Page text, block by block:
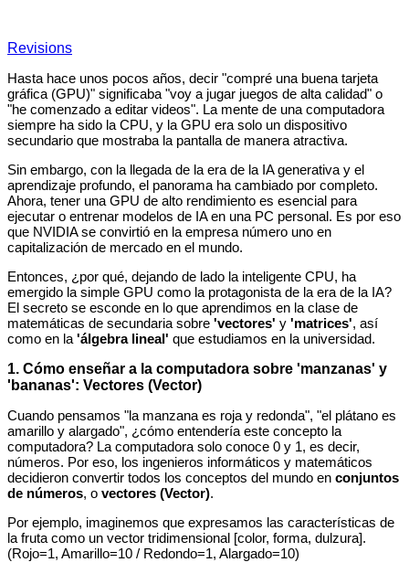
Revisions
Hasta hace unos pocos años, decir "compré una buena tarjeta
gráfica (GPU)" significaba "voy a jugar juegos de alta calidad" o
"he comenzado a editar videos". La mente de una computadora
siempre ha sido la CPU, y la GPU era solo un dispositivo
secundario que mostraba la pantalla de manera atractiva.
Sin embargo, con la llegada de la era de la IA generativa y el
aprendizaje profundo, el panorama ha cambiado por completo.
Ahora, tener una GPU de alto rendimiento es esencial para
ejecutar o entrenar modelos de IA en una PC personal. Es por eso
que NVIDIA se convirtió en la empresa número uno en
capitalización de mercado en el mundo.
Entonces, ¿por qué, dejando de lado la inteligente CPU, ha
emergido la simple GPU como la protagonista de la era de la IA?
El secreto se esconde en lo que aprendimos en la clase de
matemáticas de secundaria sobre 'vectores' y 'matrices', así
como en la'álgebra lineal' que estudiamos en la universidad.
1. Cómo enseñar a la computadora sobre 'manzanas' y
'bananas': Vectores (Vector)
Cuando pensamos "la manzana es roja y redonda", "el plátano es
amarillo y alargado", ¿cómo entendería este concepto la
computadora? La computadora solo conoce 0 y 1, es decir,
números. Por eso, los ingenieros informáticos y matemáticos
decidieron convertir todos los conceptos del mundo en conjuntos
de números, o vectores (Vector).
Por ejemplo, imaginemos que expresamos las características de
la fruta como un vector tridimensional [color, forma, dulzura].
(Rojo=1, Amarillo=10 / Redondo=1, Alargado=10)